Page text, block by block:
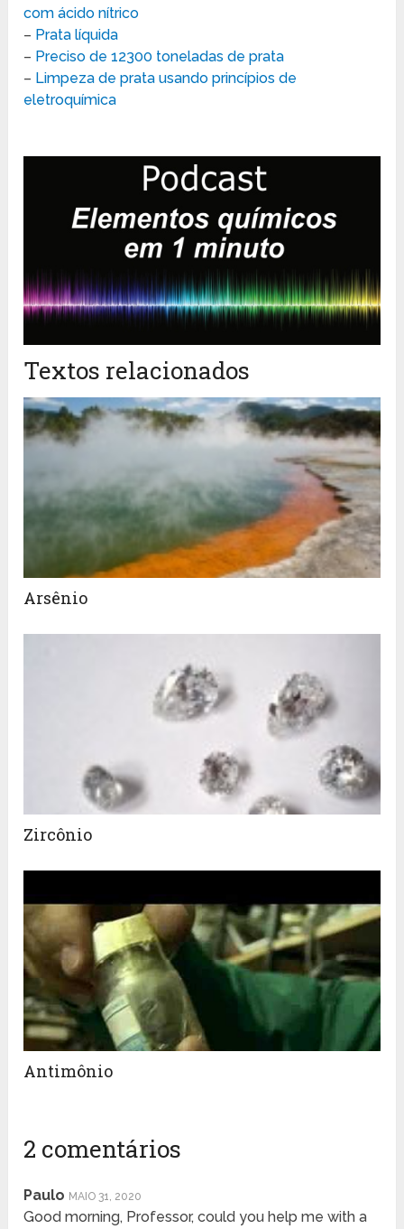
com ácido nítrico
– Prata líquida
– Preciso de 12300 toneladas de prata
– Limpeza de prata usando princípios de
eletroquímica
Textos relacionados
Arsênio
Zircônio
Antimônio
2 comentários
Paulo MAIO 31, 2020
Good morning, Professor, could you help me with a